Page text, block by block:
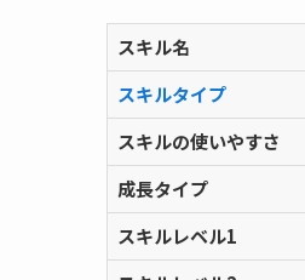
スキル名
スキルタイプ
スキルの使いやすさ
成長タイプ
スキルレベル1